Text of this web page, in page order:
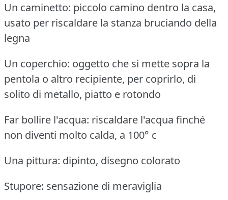
Un caminetto: piccolo camino dentro la casa,
usato per riscaldare la stanza bruciando della
legna
Un coperchio: oggetto che si mette sopra la
pentola o altro recipiente, per coprirlo, di
solito di metallo, piatto e rotondo
Far bollire l'acqua: riscaldare l'acqua finché
non diventi molto calda, a 100° c
Una pittura: dipinto, disegno colorato
Stupore: sensazione di meraviglia